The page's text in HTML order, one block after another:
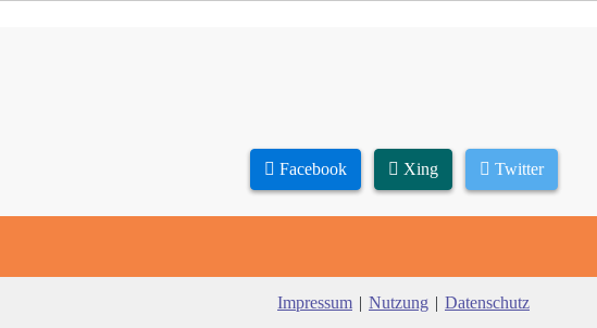
Facebook Xing Twitter
Impressum | Nutzung | Datenschutz